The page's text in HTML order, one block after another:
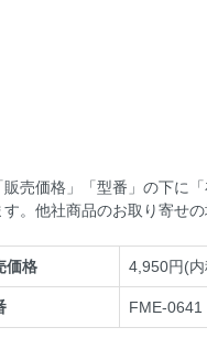
販売価格」「型番」の下に
す。他社商品のお取り寄せ
価格 4,950円(内
FME-0641